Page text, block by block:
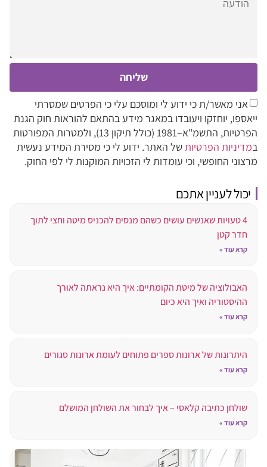
אני מאשר/ת כי ידוע לי ומוסכם עלי כי הפרטים שמסרתי
ייאספו, יוחזקו ויעובדו במאגר מידע בהתאם להוראות חוק הגנת
הפרטיות, התשמ"א–1981 (כולל תיקון 13), ולמטרות המפורטות
במדיניות הפרטיותשל האתר. ידוע לי כי מסירת המידע נעשית
מרצוני החופשי, וכי עומדות לי הזכויות המוקנות לי לפי החוק.
שליחה
יכול לעניין אתכם
4 טעויות שאנשים עושים כשהם מנסים להכניס מיטה וחצי לתוך
חדר קטן
קרא עוד »
האבולוציה של מיטת הקומתיים: איך היא נראתה לאורך
ההיסטוריה ואיך היא כיום
קרא עוד »
היתרונות של ארונות ספרים פתוחים לעומת ארונות סגורים
קרא עוד »
שולחן כתיבה קלאסי – איך לבחור את השולחן המושלם
קרא עוד »